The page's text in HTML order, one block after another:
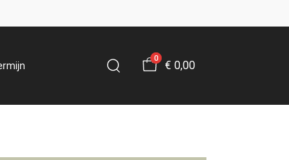
0
€ 0,00